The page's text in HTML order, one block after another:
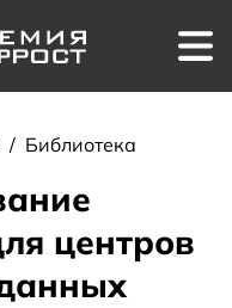
/ Библиотека
центров